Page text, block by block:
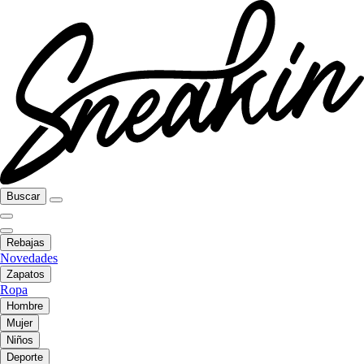
Buscar
Rebajas
Novedades
Zapatos
Ropa
Hombre
Mujer
Niños
Deporte